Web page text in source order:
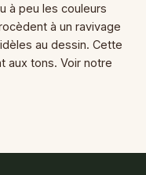
à peu les couleurs
à un ravivage
au dessin. Cette
aux tons. Voir notre